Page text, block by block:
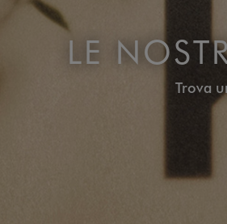
LE
Trova